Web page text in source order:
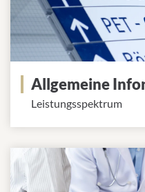
Allgemeine
Leistungsspektrum